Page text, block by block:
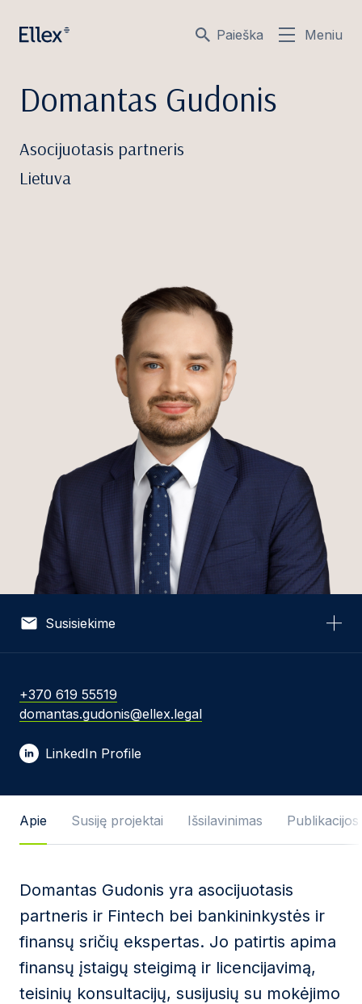
Paieška Meniu
Domantas Gudonis
Asocijuotasis partneris
Lietuva
Susisiekime
El. pašto adresas *
Žinutės tekstas
Sutinku suPrivatumo politika
ir naudojimosi
taisyklėmis.
Ši svetainė yra saugoma reCAPTCHA ir jai yra
taikomos „Google“privatumo politikabeipaslaugų
teikimo sąlygos
+370 619 55519
domantas.gudonis@ellex.legal
LinkedIn Profile
Apie Susiję projektai Išsilavinimas Publikacijos
Domantas Gudonis yra asocijuotasis
partneris ir Fintech bei bankininkystės ir
finansų sričių ekspertas. Jo patirtis apima
finansų įstaigų steigimą ir licencijavimą,
teisinių konsultacijų, susijusių su mokėjimo